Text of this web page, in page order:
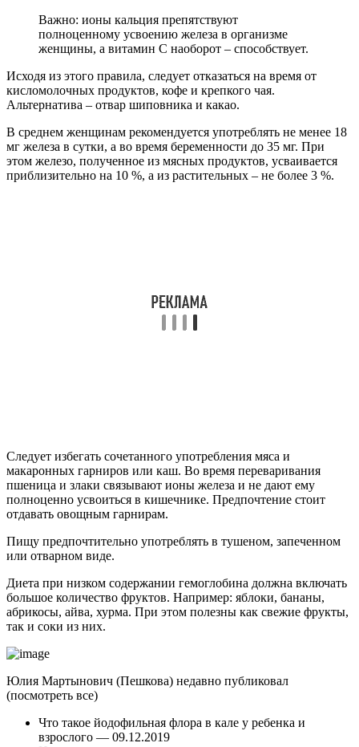
Важно: ионы кальция препятствуют
полноценному усвоению железа в организме
женщины, а витамин С наоборот – способствует.
Исходя из этого правила, следует отказаться на время от
кисломолочных продуктов, кофе и крепкого чая.
Альтернатива – отвар шиповника и какао.
В среднем женщинам рекомендуется употреблять не менее 18
мг железа в сутки, а во время беременности до 35 мг. При
этом железо, полученное из мясных продуктов, усваивается
приблизительно на 10 %, а из растительных – не более 3 %.
Следует избегать сочетанного употребления мяса и
макаронных гарниров или каш. Во время переваривания
пшеница и злаки связывают ионы железа и не дают ему
полноценно усвоиться в кишечнике. Предпочтение стоит
отдавать овощным гарнирам.
Пищу предпочтительно употреблять в тушеном, запеченном
или отварном виде.
Диета при низком содержании гемоглобина должна включать
большое количество фруктов. Например: яблоки, бананы,
абрикосы, айва, хурма. При этом полезны как свежие фрукты,
так и соки из них.
Юлия Мартынович (Пешкова) недавно публиковал
(посмотреть все)
Что такое йодофильная флора в кале у ребенка и
взрослого — 09.12.2019